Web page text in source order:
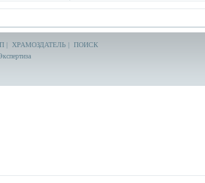
| ХРАМОЗДАТЕЛЬ | ПОИСК